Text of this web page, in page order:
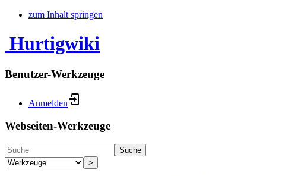
zum Inhalt springen
Hurtigwiki
Benutzer-Werkzeuge
Anmelden
Webseiten-Werkzeuge
Suche
>